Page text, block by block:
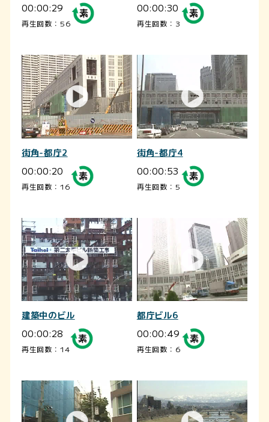
00:00:29
再生回数：56
00:00:30
再生回数：3
街角-都庁2
00:00:20
再生回数：16
街角-都庁4
00:00:53
再生回数：5
建築中のビル
00:00:28
再生回数：14
都庁ビル6
00:00:49
再生回数：6